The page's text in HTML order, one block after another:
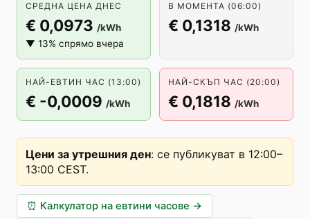
СРЕДНА ЦЕНА ДНЕС
€ 0,0973 /kWh
▼ 13% спрямо вчера
В МОМЕНТА (06:00)
€ 0,1318 /kWh
НАЙ-ЕВТИН ЧАС (13:00)
€ -0,0009 /kWh
НАЙ-СКЪП ЧАС (20:00)
€ 0,1818 /kWh
Цени за утрешния ден: се публикуват в 12:00–
13:00 CEST.
⏰ Калкулатор на евтини часове →